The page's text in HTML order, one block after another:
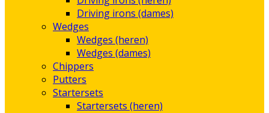
Driving irons (dames)
Wedges
Wedges (heren)
Wedges (dames)
Chippers
Putters
Startersets
Startersets (heren)